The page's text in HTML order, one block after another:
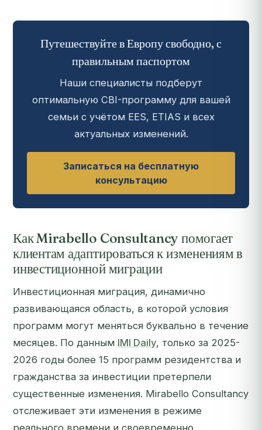
Путешествуйте в Европу свободно, с
правильным паспортом
Наши специалисты подберут
оптимальную CBI-программу для вашей
семьи с учётом EES, ETIAS и всех
актуальных изменений.
Записаться на бесплатную
консультацию
Как Mirabello Consultancy помогает
клиентам адаптироваться к изменениям в
инвестиционной миграции
Инвестиционная миграция, динамично
развивающаяся область, в которой условия
программ могут меняться буквально в течение
месяцев. По данным IMI Daily, только за 2025-
2026 годы более 15 программ резидентства и
гражданства за инвестиции претерпели
существенные изменения. Mirabello Consultancy
отслеживает эти изменения в режиме
реального времени и своевременно